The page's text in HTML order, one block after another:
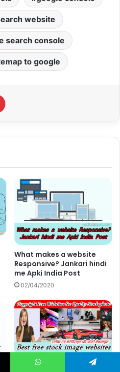
website
search console
to google
What makes a website
Responsive? Jankari hindi
me Apki India Post
02/04/2020
Best free stock image